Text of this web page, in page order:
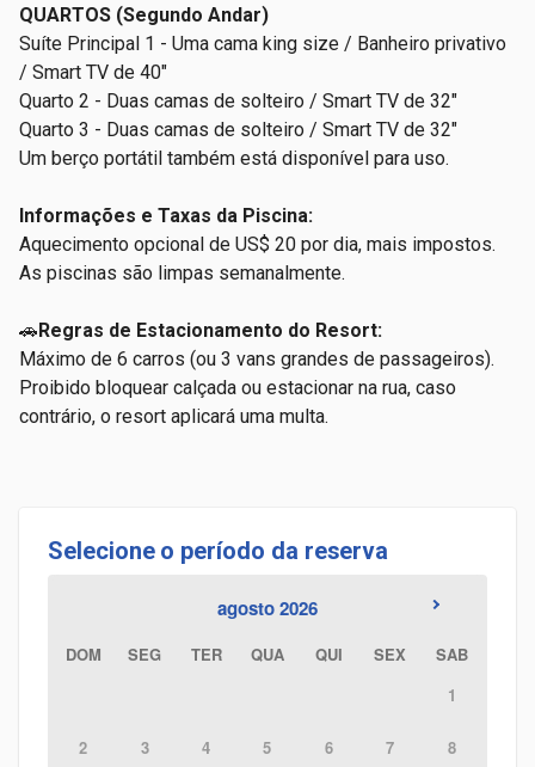
QUARTOS (Segundo Andar)
Suíte Principal 1 - Uma cama king size / Banheiro privativo
/ Smart TV de 40"
Quarto 2 - Duas camas de solteiro / Smart TV de 32"
Quarto 3 - Duas camas de solteiro / Smart TV de 32"
Um berço portátil também está disponível para uso.
Informações e Taxas da Piscina:
Aquecimento opcional de US$ 20 por dia, mais impostos.
As piscinas são limpas semanalmente.
🚗Regras de Estacionamento do Resort:
Máximo de 6 carros (ou 3 vans grandes de passageiros).
Proibido bloquear calçada ou estacionar na rua, caso
contrário, o resort aplicará uma multa.
Selecione o período da reserva
agosto 2026
DOM SEG TER QUA QUI SEX
SAB
1
2 3 4 5 6 7 8